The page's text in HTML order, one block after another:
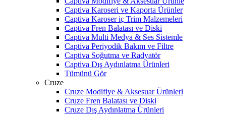
Captiva Karoseri ve Kaporta Ürünler
Captiva Karoser iç Trim Malzemeleri
Captiva Fren Balatası ve Diski
Captiva Multi Medya & Ses Sistemle
Captiva Periyodik Bakım ve Filtre
Captiva Soğutma ve Radyatör
Captiva Dış Aydınlatma Ürünleri
Tümünü Gör
Cruze
Cruze Modifiye & Aksesuar Ürünleri
Cruze Fren Balatası ve Diski
Cruze Dış Aydınlatma Ürünleri